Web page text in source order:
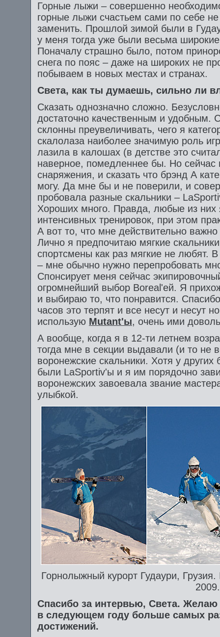
Горные лыжи – совершенно
горные лыжи счастьем сами по себе
заменить. Прошлой зимой были в
у меня тогда уже были весьма
Поначалу страшно было, потом
снега по пояс – даже на широких не
побываем в новых местах и странах.
Света, как ты думаешь, сильно ли
Сказать однозначно сложно.
достаточно качественным и удобным.
склонны преувеличивать, чего я
скалолаза наиболее значимую роль
лазила в калошах (в детстве это
наверное, помедленнее бы. Но сейчас
снаряжения, и сказать что брэнд А
могу. Да мне бы и не поверили, и
пробовала разные скальники –
Хороших много. Правда, любые из них
интенсивных тренировок, при этом
А вот то, что мне действительно
Лично я предпочитаю мягкие
спортсмены как раз мягкие не любят.
– мне обычно нужно перепробовать
Спонсирует меня сейчас
огромнейший выбор Boreal'ей. Я
и выбираю то, что понравится.
часов это терпят и все несут и несут
использую Mutant'ы, очень ими
А вообще, когда я в 12-ти летнем
тогда мне в секции выдавали (и то не
воронежские скальники. Хотя у
были LaSportiv'ы и я им порядочно
воронежских завоевала звание
улыбкой.
Горнолыжный курорт Гудаури,
2009.
Спасибо за интервью, Света. Желаю
в следующем году больше самых
достижений.